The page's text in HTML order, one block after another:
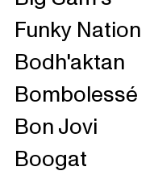
Funky Nation
Bodh'aktan
Bombolessé
Bon Jovi
Boogat